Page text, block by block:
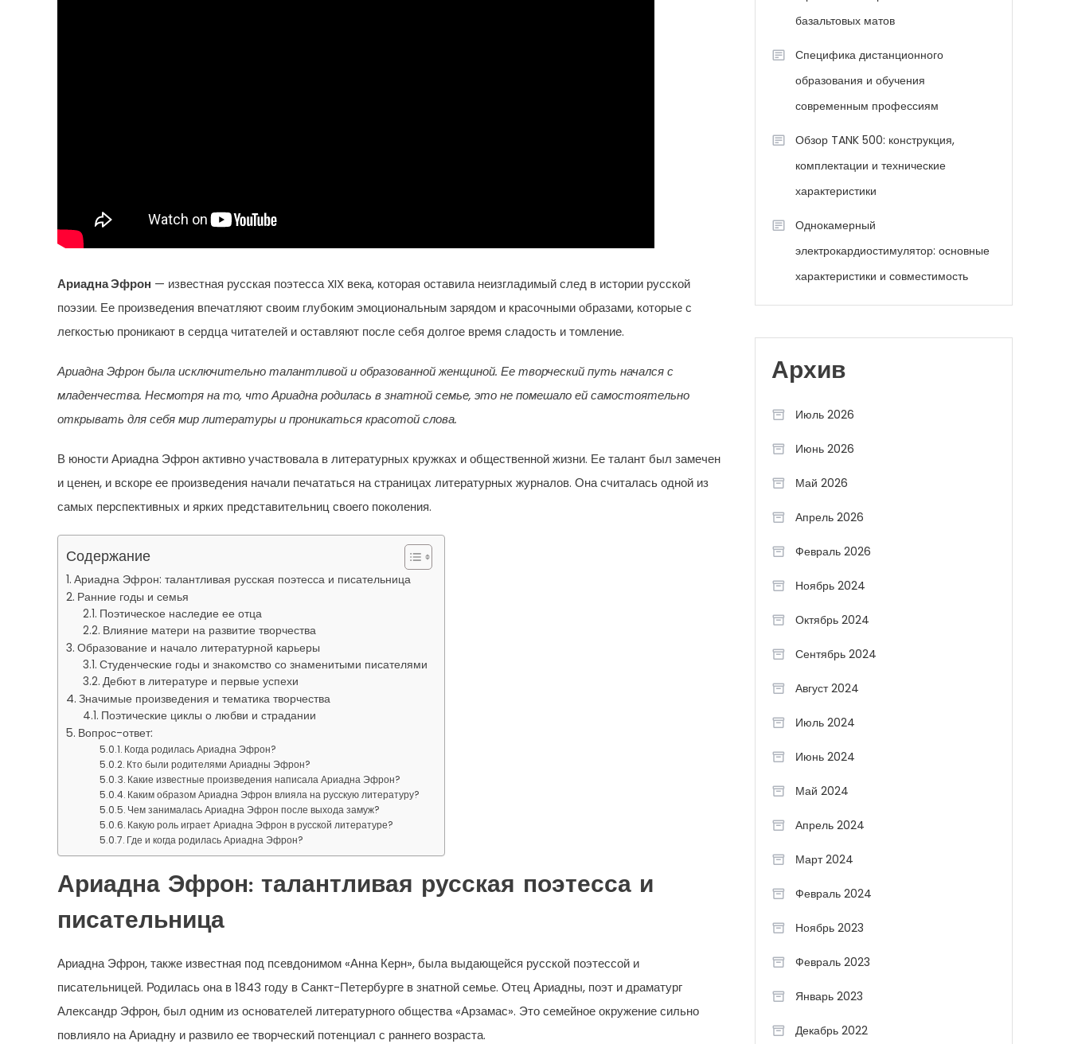
Ариадна Эфрон — известная русская поэтесса XIX века, которая оставила неизгладимый след в истории русской
поэзии. Ее произведения впечатляют своим глубоким эмоциональным зарядом и красочными образами, которые с
легкостью проникают в сердца читателей и оставляют после себя долгое время сладость и томление.
Ариадна Эфрон была исключительно талантливой и образованной женщиной. Ее творческий путь начался с
младенчества. Несмотря на то, что Ариадна родилась в знатной семье, это не помешало ей самостоятельно
открывать для себя мир литературы и проникаться красотой слова.
В юности Ариадна Эфрон активно участвовала в литературных кружках и общественной жизни. Ее талант был замечен
и ценен, и вскоре ее произведения начали печататься на страницах литературных журналов. Она считалась одной из
самых перспективных и ярких представительниц своего поколения.
Содержание
Ариадна Эфрон: талантливая русская поэтесса и писательница
Ранние годы и семья
Поэтическое наследие ее отца
Влияние матери на развитие творчества
Образование и начало литературной карьеры
Студенческие годы и знакомство со знаменитыми писателями
Дебют в литературе и первые успехи
Значимые произведения и тематика творчества
Поэтические циклы о любви и страдании
Вопрос-ответ:
Когда родилась Ариадна Эфрон?
Кто были родителями Ариадны Эфрон?
Какие известные произведения написала Ариадна Эфрон?
Каким образом Ариадна Эфрон влияла на русскую литературу?
Чем занималась Ариадна Эфрон после выхода замуж?
Какую роль играет Ариадна Эфрон в русской литературе?
Где и когда родилась Ариадна Эфрон?
Ариадна Эфрон: талантливая русская поэтесса и
писательница
Ариадна Эфрон, также известная под псевдонимом «Анна Керн», была выдающейся русской поэтессой и
писательницей. Родилась она в 1843 году в Санкт-Петербурге в знатной семье. Отец Ариадны, поэт и драматург
Александр Эфрон, был одним из основателей литературного общества «Арзамас». Это семейное окружение сильно
повлияло на Ариадну и развило ее творческий потенциал с раннего возраста.
базальтовых матов
Специфика дистанционного
образования и обучения
современным профессиям
Обзор TANK 500: конструкция,
комплектации и технические
характеристики
Однокамерный
электрокардиостимулятор: основные
характеристики и совместимость
Архив
Июль 2026
Июнь 2026
Май 2026
Апрель 2026
Февраль 2026
Ноябрь 2024
Октябрь 2024
Сентябрь 2024
Август 2024
Июль 2024
Июнь 2024
Май 2024
Апрель 2024
Март 2024
Февраль 2024
Ноябрь 2023
Февраль 2023
Январь 2023
Декабрь 2022